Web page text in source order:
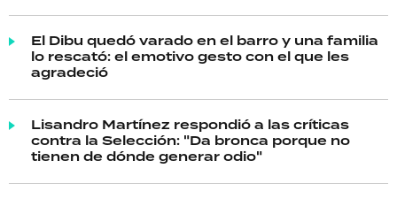
El Dibu quedó varado en el barro y una familia
lo rescató: el emotivo gesto con el que les
agradeció
Lisandro Martínez respondió a las críticas
contra la Selección: "Da bronca porque no
tienen de dónde generar odio"